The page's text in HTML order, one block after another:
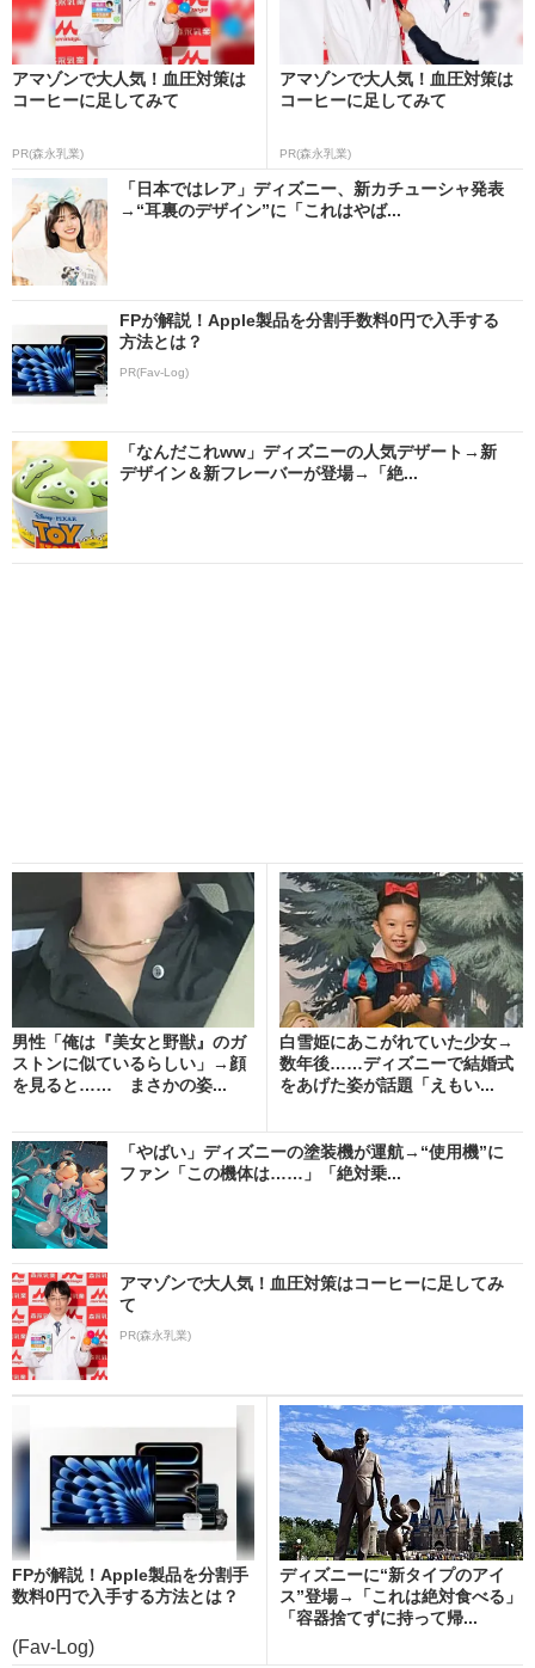
アマゾンで大人気！血圧対策は
コーヒーに足してみて
PR(森永乳業)
アマゾンで大人気！血圧対策は
コーヒーに足してみて
PR(森永乳業)
「日本ではレア」ディズニー、新カチューシャ発表
→“耳裏のデザイン”に「これはやば...
FPが解説！Apple製品を分割手数料0円で入手する
方法とは？
PR(Fav-Log)
「なんだこれww」ディズニーの人気デザート→新
デザイン＆新フレーバーが登場→「絶...
男性「俺は『美女と野獣』のガ
ストンに似ているらしい」→顔
を見ると…… まさかの姿...
白雪姫にあこがれていた少女→
数年後……ディズニーで結婚式
をあげた姿が話題「えもい...
「やばい」ディズニーの塗装機が運航→“使用機”に
ファン「この機体は……」「絶対乗...
アマゾンで大人気！血圧対策はコーヒーに足してみ
て
PR(森永乳業)
FPが解説！Apple製品を分割手
数料0円で入手する方法とは？
(Fav-Log)
ディズニーに“新タイプのアイ
ス”登場→「これは絶対食べる」
「容器捨てずに持って帰...